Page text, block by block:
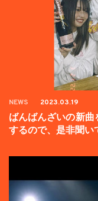
NEWS 2023.03.19
ばんばんざいの新
するので、是非聞い